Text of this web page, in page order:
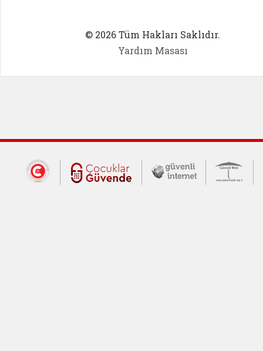
© 2026 Tüm Hakları Saklıdır.
Yardım Masası
Dış Bağlantılar
Cumhurbaşkanlığı İletişim Merkezi
Çocuklar Güvende (yeni
Güvenli